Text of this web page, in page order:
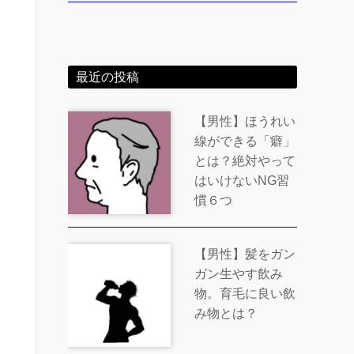
最近の投稿
【男性】ほうれい
線ができる「癖」
とは？絶対やって
はいけないNG習
慣６つ
【男性】髪をガン
ガン生やす飲み
物。育毛に良い飲
み物とは？